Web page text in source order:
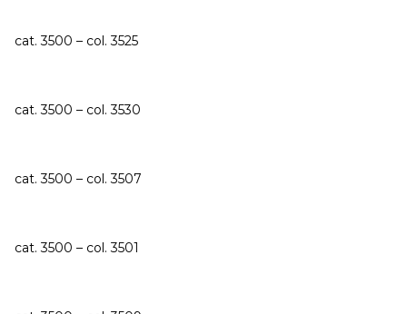
cat. 3500 – col. 3525
cat. 3500 – col. 3530
cat. 3500 – col. 3507
cat. 3500 – col. 3501